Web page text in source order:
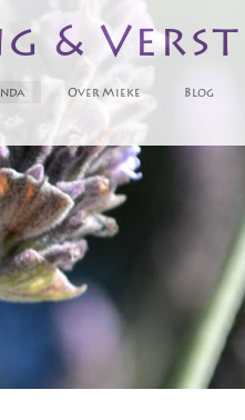
&
Over Mieke Blog